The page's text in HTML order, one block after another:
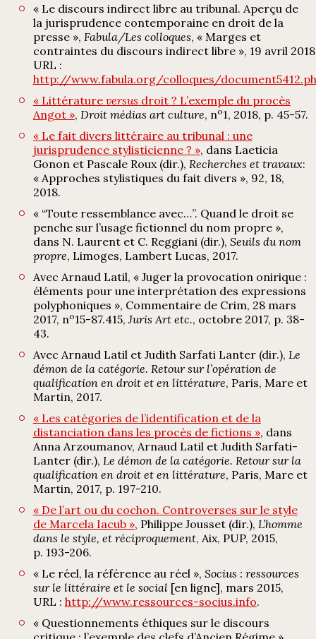
« Le discours indirect libre au tribunal. Aperçu de
la jurisprudence contemporaine en droit de la
presse », Fabula/Les colloques, « Marges et
contraintes du discours indirect libre », 19 avril
URL :
http://www.fabula.org/colloques/
« Littérature versus droit ? L’exemple du procès
Angot », Droit médias art culture, no1, 2018, p. 45-57.
« Le fait divers littéraire au tribunal : une
jurisprudence stylisticienne ? », dans Laeticia
Gonon et Pascale Roux (dir.), Recherches et travaux:
« Approches stylistiques du fait divers », 92, 18,
2018.
« “Toute ressemblance avec…”. Quand le droit se
penche sur l’usage fictionnel du nom propre »,
dans N. Laurent et C. Reggiani (dir.), Seuils du nom
propre, Limoges, Lambert Lucas, 2017.
Avec Arnaud Latil, « Juger la provocation onirique :
éléments pour une interprétation des expressions
polyphoniques », Commentaire de Crim, 28 mars
2017, no15-87.415, Juris Art etc., octobre 2017, p. 38-
43.
Avec Arnaud Latil et Judith Sarfati Lanter (dir.), Le
démon de la catégorie. Retour sur l’opération de
qualification en droit et en littérature, Paris, Mare et
Martin, 2017.
« Les catégories de l’identification et de la
distanciation dans les procès de fictions », dans
Anna Arzoumanov, Arnaud Latil et Judith Sarfati-
Lanter (dir.), Le démon de la catégorie. Retour sur la
qualification en droit et en littérature, Paris, Mare et
Martin, 2017, p. 197-210.
« De l’art ou du cochon. Controverses sur le style
de Marcela Iacub », Philippe Jousset (dir.), L’homme
dans le style, et réciproquement, Aix, PUP, 2015,
p. 193-206.
« Le réel, la référence au réel », Socius : ressources
sur le littéraire et le social [en ligne], mars 2015,
URL : http://www.ressources-socius.info.
« Questionnements éthiques sur le discours